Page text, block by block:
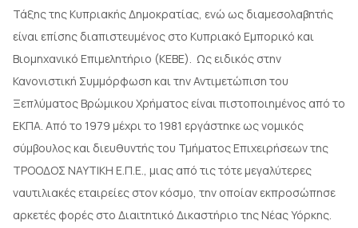
Τάξης της Κυπριακής Δημοκρατίας, ενώ ως διαμεσολαβητής
είναι επίσης διαπιστευμένος στο Κυπριακό Εμπορικό και
Βιομηχανικό Επιμελητήριο (ΚΕΒΕ). Ως ειδικός στην
Κανονιστική Συμμόρφωση και την Αντιμετώπιση του
Ξεπλύματος Βρώμικου Χρήματος είναι πιστοποιημένος από το
ΕΚΠΑ. Από το 1979 μέχρι το 1981 εργάστηκε ως νομικός
σύμβουλος και διευθυντής του Τμήματος Επιχειρήσεων της
ΤΡΟΟΔΟΣ ΝΑΥΤΙΚΗ Ε.Π.Ε., μιας από τις τότε μεγαλύτερες
ναυτιλιακές εταιρείες στον κόσμο, την οποίαν εκπροσώπησε
αρκετές φορές στο Διαιτητικό Δικαστήριο της Νέας Υόρκης.